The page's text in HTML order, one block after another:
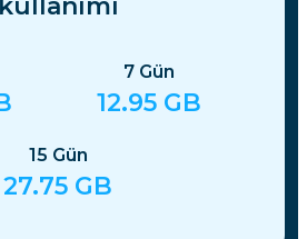
kullanımı
7 Gün
12.95 GB
15 Gün
27.75 GB